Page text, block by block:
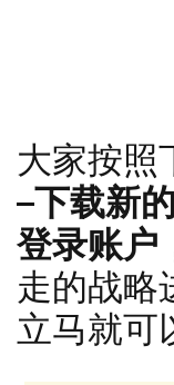
大家按照
–下载新
登录账户
走的战略
立马就可